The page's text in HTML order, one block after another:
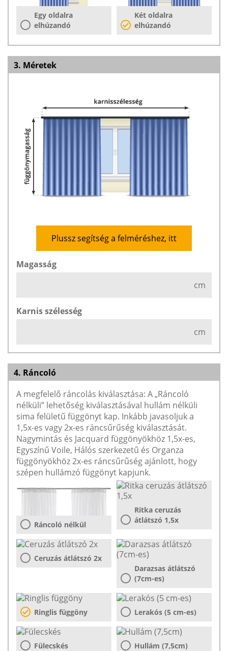
Egy oldalra
elhúzandó
Két oldalra
elhúzandó
3. Méretek
Plussz segítség a felméréshez, itt
Magasság
cm
Karnis szélesség
cm
4. Ráncoló
A megfelelő ráncolás kiválasztása: A „Ráncoló
nélküli” lehetőség kiválasztásával hullám nélküli
sima felületű függönyt kap. Inkább javasoljuk a
1,5x-es vagy 2x-es ráncsűrűség kiválasztását.
Nagymintás és Jacquard függönyökhöz 1,5x-es,
Egyszínű Voile, Hálós szerkezetű és Organza
függönyökhöz 2x-es ráncsűrűség ajánlott, hogy
szépen hullámzó függönyt kapjunk.
Ráncoló nélkül
Ritka ceruzás
átlátszó 1,5x
Ceruzás átlátszó 2x
Darazsas átlátszó
(7cm-es)
Ringlis függöny Lerakós (5 cm-es)
Fülecskés Hullám (7,5cm)